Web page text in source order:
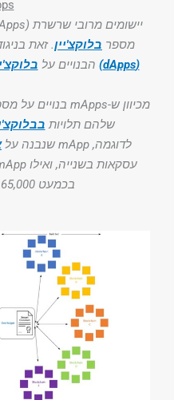
מספר בלוקצ'יין. זאת
(dApps)
הבנויים על
מכיוון ש-mApps בנויים על מספר
שלהם תלויות
לדוגמה, mApp שנבנה על
עסקאות בשנייה, ואילו mApp שנבנה על
בכמעט 65,000 עסקאות בשנייה.